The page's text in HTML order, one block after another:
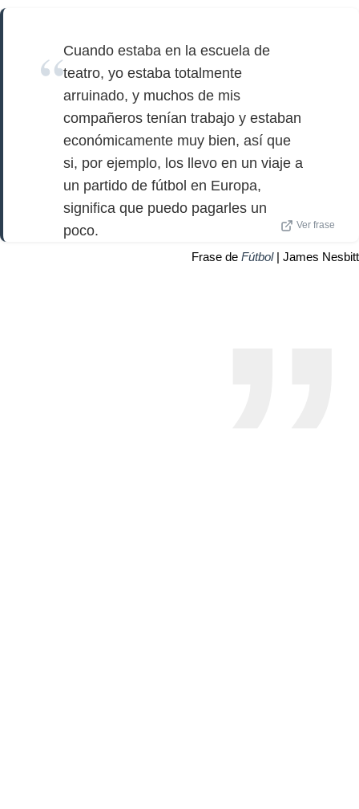
Cuando estaba en la escuela de
teatro, yo estaba totalmente
arruinado, y muchos de mis
compañeros tenían trabajo y estaban
económicamente muy bien, así que
si, por ejemplo, los llevo en un viaje a
un partido de fútbol en Europa,
significa que puedo pagarles un
poco.
Ver frase
Frase de Fútbol| James Nesbitt